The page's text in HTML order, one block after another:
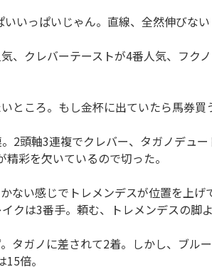
いっぱいじゃん。直線、全然伸びない
、クレバーテーストが4番人気、フクノ
ところ。もし金杯に出ていたら馬券買
2頭軸3連複でクレバー、タガノデュ
彩を欠いているので切った。
ない感じでトレメンデスが位置を上げ
クは3番手。頼む、トレメンデスの脚
タガノに差されて2着。しかし、ブル
倍。